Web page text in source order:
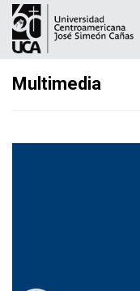
Multimedia